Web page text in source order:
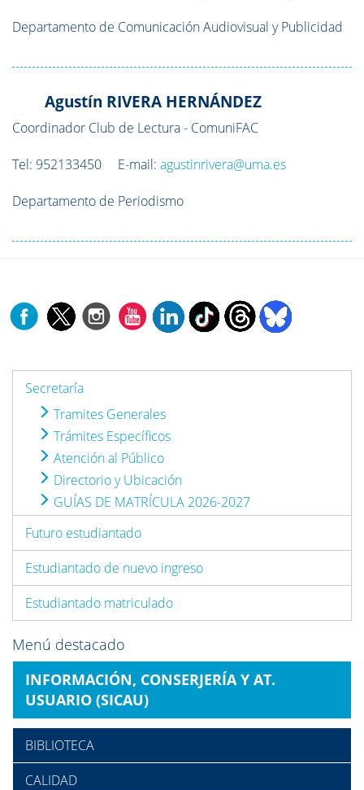
Departamento de Comunicación Audiovisual y Publicidad
Agustín RIVERA HERNÁNDEZ
Coordinador Club de Lectura - ComuniFAC
Tel: 952133450 E-mail: agustinrivera@uma.es
Departamento de Periodismo
Secretaría
Tramites Generales
Trámites Específicos
Atención al Público
Directorio y Ubicación
GUÍAS DE MATRÍCULA 2026-2027
Futuro estudiantado
Estudiantado de nuevo ingreso
Estudiantado matriculado
Menú destacado
INFORMACIÓN, CONSERJERÍA Y AT.
USUARIO (SICAU)
BIBLIOTECA
CALIDAD